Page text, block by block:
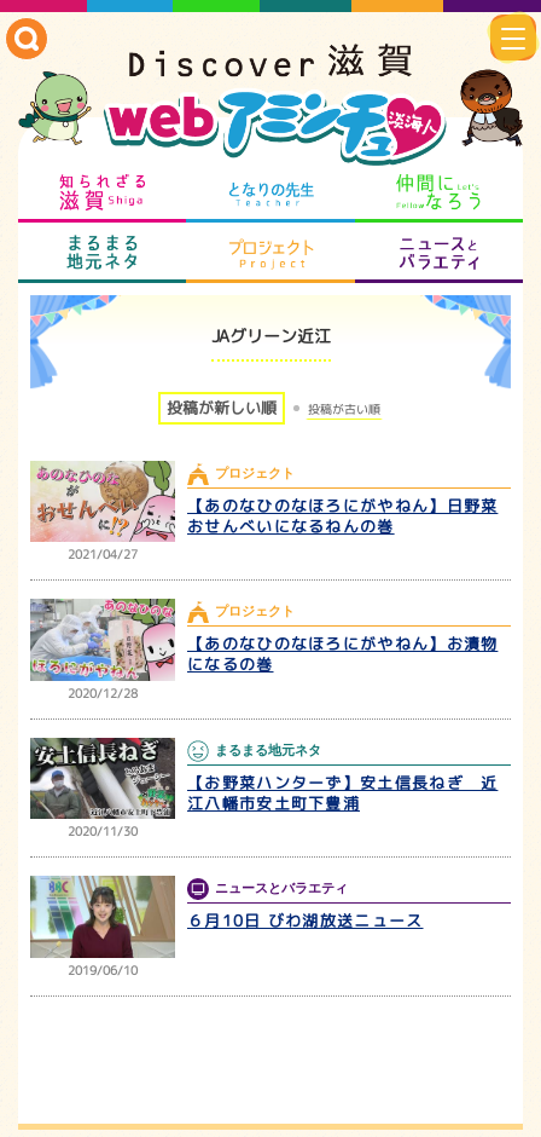
知られざる滋賀 となりの先生
まるまる地元ネタ プロジェクト
JAグリーン近江
投稿が新しい順 投稿が古い順
2021/04/27
プロジェクト
【あのなひのなほろにがやねん】日野菜
おせんべいになるねんの巻
2020/12/28
プロジェクト
【あのなひのなほろにがやねん】お漬物
になるの巻
2020/11/30
まるまる地元ネタ
【お野菜ハンターず】安土信長ねぎ 近
江八幡市安土町下豊浦
2019/06/10
ニュースとバラエティ
６月10日 びわ湖放送ニュース